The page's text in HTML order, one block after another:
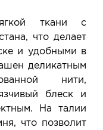
ткани с
что делает
и удобными в
деликатным
нити,
блеск и
На талии
что позволит